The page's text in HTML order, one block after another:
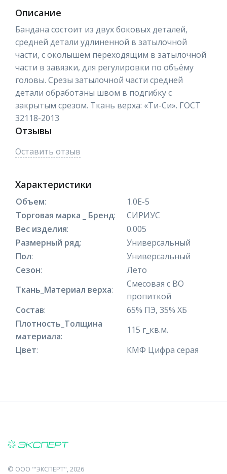
Описание
Бандана состоит из двух боковых деталей,
средней детали удлиненной в затылочной
части, с околышем переходящим в затылочной
части в завязки, для регулировки по объёму
головы. Срезы затылочной части средней
детали обработаны швом в подгибку с
закрытым срезом. Ткань верха: «Ти-Си». ГОСТ
32118-2013
Отзывы
Оставить отзыв
Характеристики
Объем:
1.0E-5
Торговая марка _ Бренд:
СИРИУС
Вес изделия:
0.005
Размерный ряд:
Универсальный
Пол:
Универсальный
Сезон:
Лето
Ткань_Материал верха:
Смесовая с ВО
пропиткой
Состав:
65% ПЭ, 35% ХБ
Плотность_Толщина
материала:
115 г_кв.м.
Цвет: КМФ Цифра серая
© ООО "'ЭКСПЕРТ", 2026